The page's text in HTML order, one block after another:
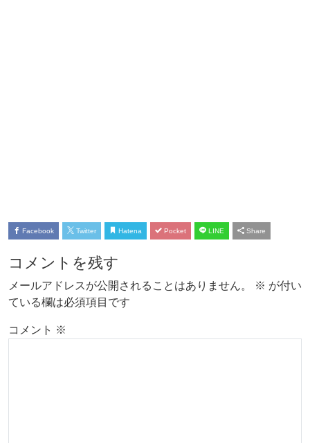
Facebook Twitter Hatena Pocket LINE Share
コメントを残す
メールアドレスが公開されることはありません。 ※ が付い
ている欄は必須項目です
コメント ※